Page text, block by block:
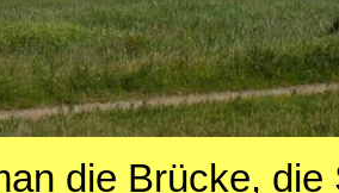
die Brücke,